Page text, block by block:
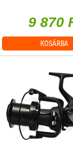
9 870
KOSÁRBA